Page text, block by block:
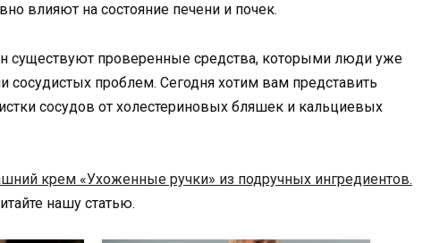
влияют на состояние печени и почек.
существуют проверенные средства, которыми люди уже
сосудистых проблем. Сегодня хотим вам представить
сосудов от холестериновых бляшек и кальциевых
крем «Ухоженные ручки» из подручных ингредиентов.
нашу статью.